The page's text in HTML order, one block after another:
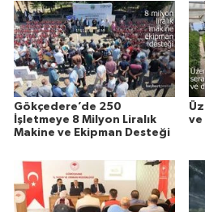
Gökçedere’de 250
İşletmeye 8 Milyon Liralık
Makine ve Ekipman Desteği
ve